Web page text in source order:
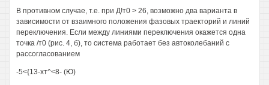
В противном случае, т.е. при Д!т0 > 26, возможно два варианта в
зависимости от взаимного положения фазовых траекторий и линий
переключения. Если между линиями переключения окажется одна
точка /т0 (рис. 4, б), то система работает без автоколебаний с
рассогласованием
-5<{13-хт^<8- (Ю)